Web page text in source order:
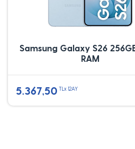
Samsung Galaxy S26
RAM
5.367,50 TLx 12AY